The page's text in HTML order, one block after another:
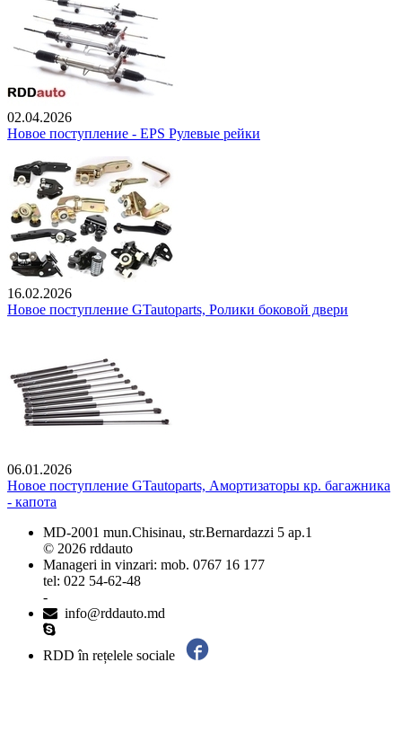
02.04.2026
Новое поступление - EPS Рулевые рейки
16.02.2026
Новое поступление GTautoparts, Ролики боковой двери
06.01.2026
Новое поступление GTautoparts, Амортизаторы кр. багажника
- капота
MD-2001 mun.Chisinau, str.Bernardazzi 5 ap.1
© 2026 rddauto
Manageri in vinzari: mob. 0767 16 177
tel: 022 54-62-48
-
info@rddauto.md
RDD în rețelele sociale